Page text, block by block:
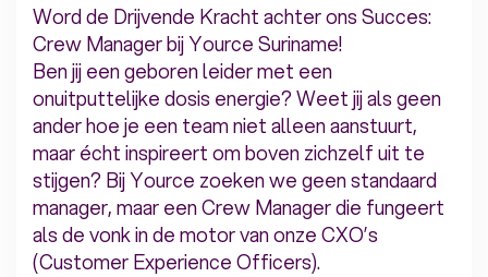
Word de Drijvende Kracht achter ons Succes:
Crew Manager bij Yource Suriname!
Ben jij een geboren leider met een
onuitputtelijke dosis energie? Weet jij als geen
ander hoe je een team niet alleen aanstuurt,
maar écht inspireert om boven zichzelf uit te
stijgen? Bij Yource zoeken we geen standaard
manager, maar een Crew Manager die fungeert
als de vonk in de motor van onze CXO’s
(Customer Experience Officers).